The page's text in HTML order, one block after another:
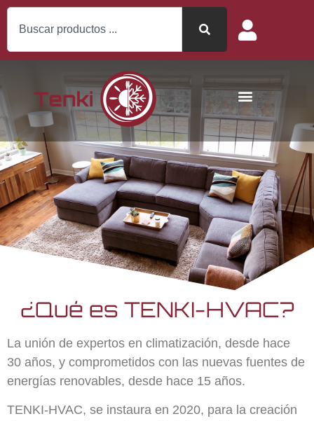
¿Qué es TENKI-HVAC?
La unión de expertos en climatización, desde hace
30 años, y comprometidos con las nuevas fuentes de
energías renovables, desde hace 15 años.
TENKI-HVAC, se instaura en 2020, para la creación